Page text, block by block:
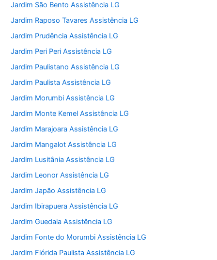
Jardim São Bento Assistência LG
Jardim Raposo Tavares Assistência LG
Jardim Prudência Assistência LG
Jardim Peri Peri Assistência LG
Jardim Paulistano Assistência LG
Jardim Paulista Assistência LG
Jardim Morumbi Assistência LG
Jardim Monte Kemel Assistência LG
Jardim Marajoara Assistência LG
Jardim Mangalot Assistência LG
Jardim Lusitânia Assistência LG
Jardim Leonor Assistência LG
Jardim Japão Assistência LG
Jardim Ibirapuera Assistência LG
Jardim Guedala Assistência LG
Jardim Fonte do Morumbi Assistência LG
Jardim Flórida Paulista Assistência LG